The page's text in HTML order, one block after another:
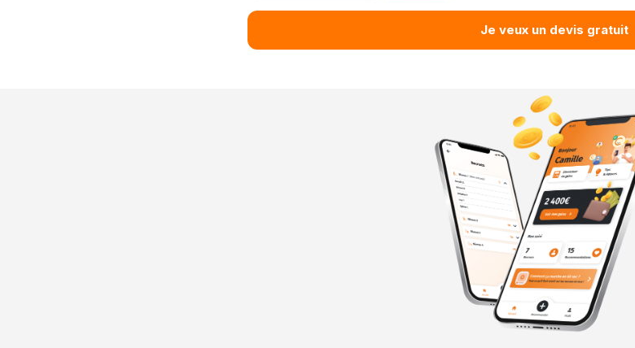
Je veux un devis gratuit